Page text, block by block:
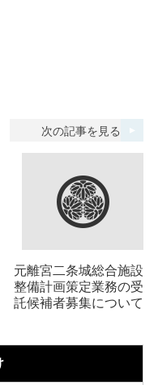
次の記事を見る
元離宮二条城総合施設
整備計画策定業務の受
託候補者募集について